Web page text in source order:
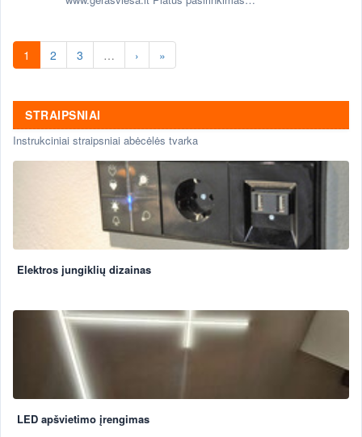
1 2 3 … › »
STRAIPSNIAI
Instrukciniai straipsniai abėcėlės tvarka
Elektros jungiklių dizainas
LED apšvietimo įrengimas